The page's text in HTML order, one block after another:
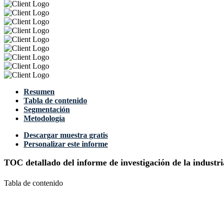
Resumen
Tabla de contenido
Segmentación
Metodología
Descargar muestra gratis
Personalizar este informe
TOC detallado del informe de investigación de la
Tabla de contenido